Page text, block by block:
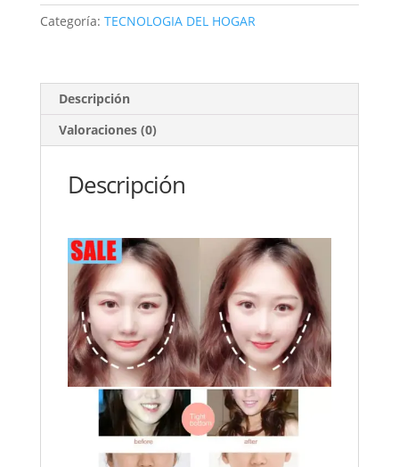
cantidad
Categoría: TECNOLOGIA DEL HOGAR
Descripción
Valoraciones (0)
Descripción